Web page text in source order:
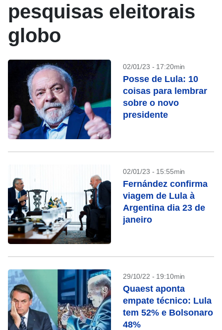
pesquisas eleitorais
globo
02/01/23 - 17:20min
Posse de Lula: 10
coisas para lembrar
sobre o novo
presidente
02/01/23 - 15:55min
Fernández confirma
viagem de Lula à
Argentina dia 23 de
janeiro
29/10/22 - 19:10min
Quaest aponta
empate técnico: Lula
tem 52% e Bolsonaro
48%